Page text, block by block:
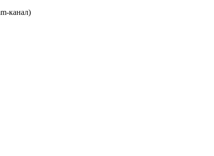
канал)